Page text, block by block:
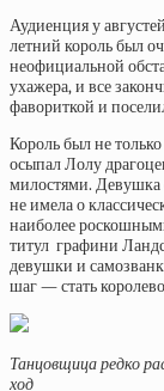
Аудиенция у
летний король был
неофициальной
ухажера, и все
фавориткой и
Король был не
осыпал Лолу
милостями. Девушка
не имела о
наиболее
титул графини
девушки и
шаг — стать
Танцовщица редко
ход